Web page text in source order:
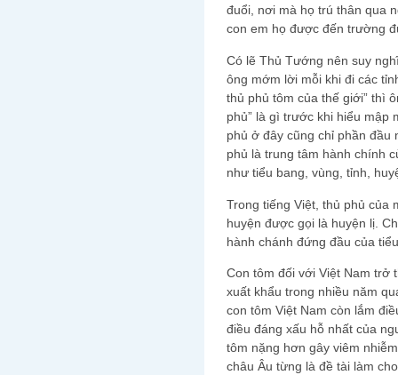
đuổi, nơi mà họ trú thân qua
con em họ được đến trường
Có lẽ Thủ Tướng nên suy
ông mớm lời mỗi khi đi các
thủ phủ tôm của thế giới” thì
phủ” là gì trước khi hiểu mập
phủ ở đây cũng chỉ phần đầu
phủ là trung tâm hành chính
như tiểu bang, vùng, tỉnh,
Trong tiếng Việt, thủ phủ của
huyện được gọi là huyện lị.
hành chánh đứng đầu của
Con tôm đối với Việt Nam trở
xuất khẩu trong nhiều năm
con tôm Việt Nam còn lắm
điều đáng xấu hỗ nhất của
tôm nặng hơn gây viêm
châu Âu từng là đề tài làm